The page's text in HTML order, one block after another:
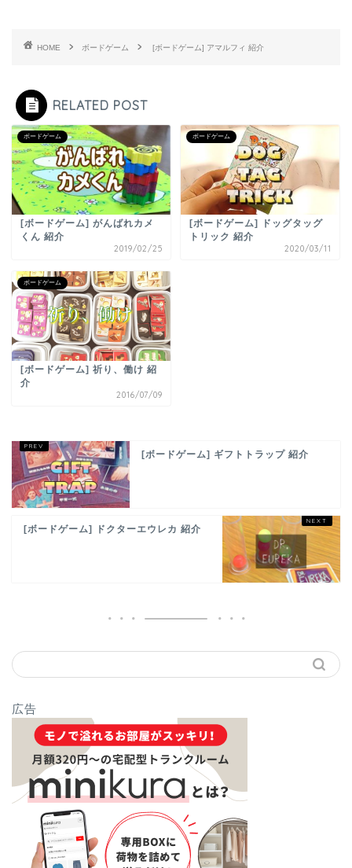
HOME ボードゲーム [ボードゲーム] アマルフィ 紹介
RELATED POST
ボードゲーム
[ボードゲーム] がんばれカメ
くん 紹介
2019/02/25
ボードゲーム
[ボードゲーム] ドッグタッグ
トリック 紹介
2020/03/11
ボードゲーム
[ボードゲーム] 祈り、働け 紹
介
2016/07/09
[ボードゲーム] ギフトトラップ 紹介
[ボードゲーム] ドクターエウレカ 紹介
広告